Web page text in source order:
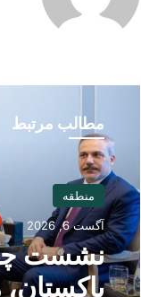
مطالب مرتبط
منطقه
آگست 6, 2026
نشست